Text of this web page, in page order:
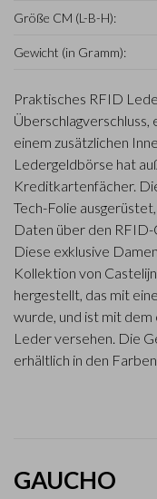
Größe CM (L-B-H):
Gewicht (in Gramm):
Praktisches RFID
Überschlagverschluss,
einem zusätzlichen
Ledergeldbörse hat
Kreditkartenfächer.
Tech-Folie
Daten über den
Diese exklusive
Kollektion von
hergestellt, das mit
wurde, und ist mit dem
Leder versehen. Die
erhältlich in den
GAUCHO